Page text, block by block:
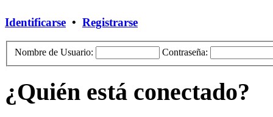
Identificarse • Registrarse
Nombre de Usuario: Contraseña:
¿Quién está conectado?